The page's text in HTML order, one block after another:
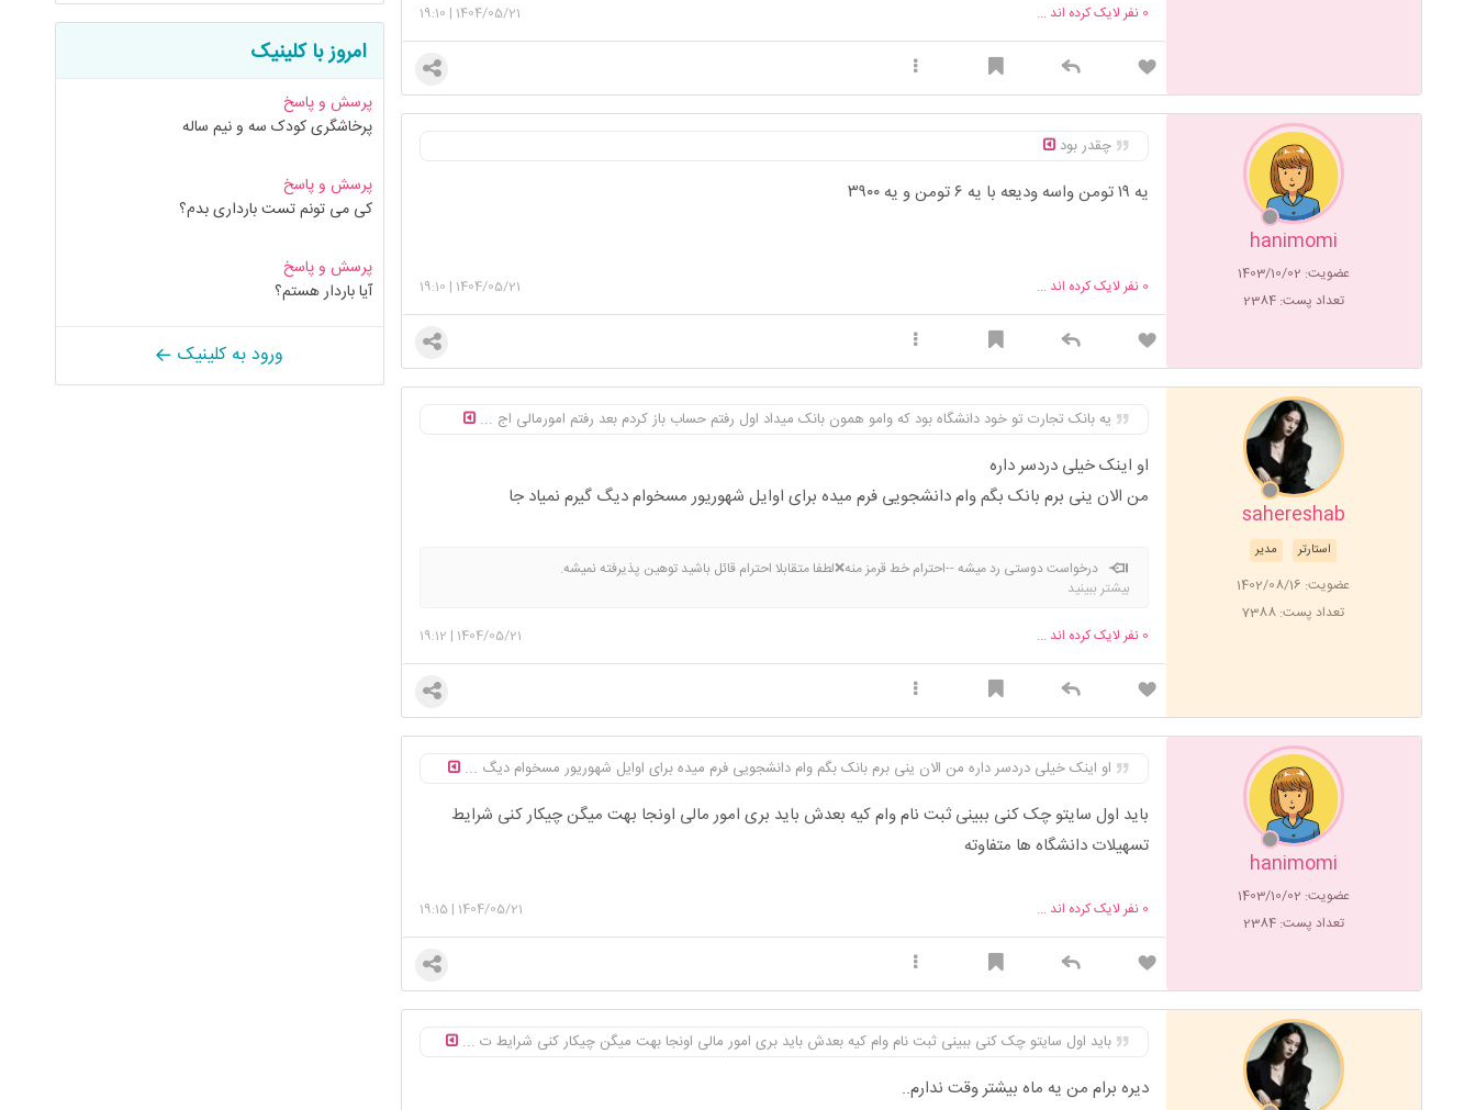
1404/05/21
|
19:10 0 نفر لایک کرده اند ...
hanimomi
عضویت: 1403/10/02
تعداد پست: 2384
چقدر بود
یه ۱۹ تومن واسه ودیعه با یه ۶ تومن و یه ۳۹۰۰
1404/05/21
|
19:10 0 نفر لایک کرده اند ...
sahereshab
مدیر استارتر
عضویت: 1402/08/16
تعداد پست: 7388
یه بانک تجارت تو خود دانشگاه بود که وامو همون بانک میداد اول رفتم حساب باز کردم بعد رفتم امورمالی اج ...
او اینک خیلی دردسر داره
من الان ینی برم بانک بگم وام دانشجویی فرم میده برای اوایل شهوریور مسخوام دیگ گیرم نمیاد جا
درخواست دوستی رد میشه --احترام خط قرمز منه❌لطفا متقابلا احترام قائل باشید توهین پذیرفته نمیشه.
بیشتر ببینید
1404/05/21
|
19:12 0 نفر لایک کرده اند ...
hanimomi
عضویت: 1403/10/02
تعداد پست: 2384
او اینک خیلی دردسر داره من الان ینی برم بانک بگم وام دانشجویی فرم میده برای اوایل شهوریور مسخوام دیگ ...
باید اول سایتو چک کنی ببینی ثبت نام وام کیه بعدش باید بری امور مالی اونجا بهت میگن چیکار کنی شرایط
تسهیلات دانشگاه ها متفاوته
1404/05/21
|
19:15 0 نفر لایک کرده اند ...
باید اول سایتو چک کنی ببینی ثبت نام وام کیه بعدش باید بری امور مالی اونجا بهت میگن چیکار کنی شرایط ت ...
دیره برام من یه ماه بیشتر وقت ندارم..
امروز با کلینیک
پرسش و پاسخ
پرخاشگری کودک سه و نیم ساله
پرسش و پاسخ
کی می تونم تست بارداری بدم؟
پرسش و پاسخ
آیا باردار هستم؟
ورود به کلینیک